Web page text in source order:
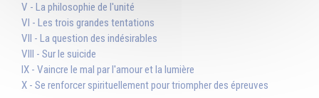
V - La philosophie de l'unité
VI - Les trois grandes tentations
VII - La question des indésirables
VIII - Sur le suicide
IX - Vaincre le mal par l'amour et la lumière
X - Se renforcer spirituellement pour triompher des épreuves